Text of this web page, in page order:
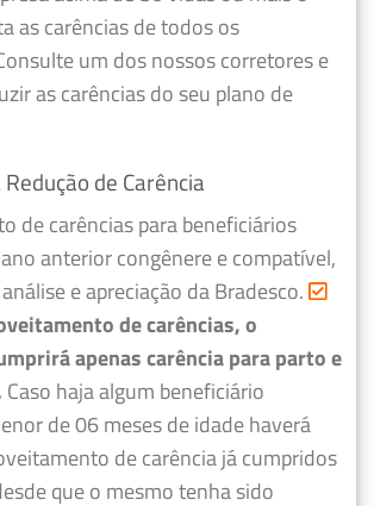
as carências de todos os
um dos nossos corretores e
as carências do seu plano de
de Carência
de carências para beneficiários
anterior congênere e compatível,
e apreciação da Bradesco.
de carências, o
apenas carência para parto e
Caso haja algum beneficiário
de 06 meses de idade haverá
de carência já cumpridos
que o mesmo tenha sido